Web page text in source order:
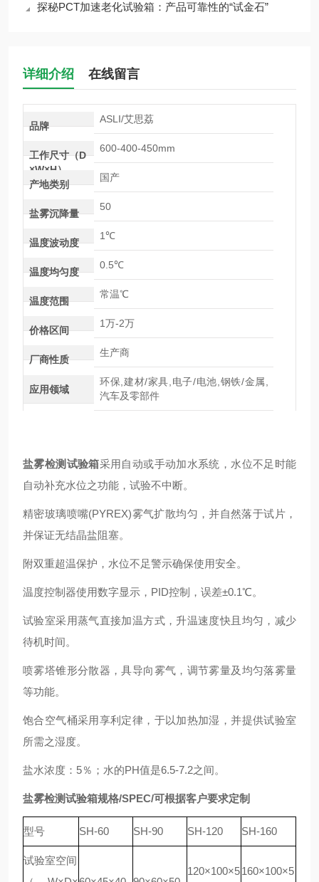
探秘PCT加速老化试验箱：产品可靠性的“试金石”
详细介绍 在线留言
品牌
ASLI/艾思荔
工作尺寸（D
×W×H）
600-400-450mm
产地类别
国产
盐雾沉降量
50
温度波动度
1℃
温度均匀度
0.5℃
温度范围
常温℃
价格区间
1万-2万
厂商性质
生产商
应用领域
环保,建材/家具,电子/电池,钢铁/金属,
汽车及零部件
盐雾检测试验箱采用自动或手动加水系统，水位不足时能
自动补充水位之功能，试验不中断。
精密玻璃喷嘴(PYREX)雾气扩散均匀，并自然落于试片，
并保证无结晶盐阻塞。
附双重超温保护，水位不足警示确保使用安全。
温度控制器使用数字显示，PID控制，误差±0.1℃。
试验室采用蒸气直接加温方式，升温速度快且均匀，减少
待机时间。
喷雾塔锥形分散器，具导向雾气，调节雾量及均匀落雾量
等功能。
饱合空气桶采用享利定律，于以加热加湿，并提供试验室
所需之湿度。
盐水浓度：5％；水的PH值是6.5-7.2之间。
盐雾检测试验箱规格/SPEC/可根据客户要求定制
型号 SH-60 SH-90 SH-120 SH-160
试验室空间
120×100×5160×100×5